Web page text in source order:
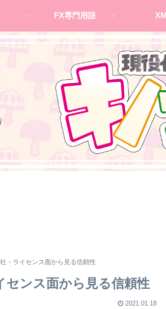
FX専門用語 XM
・ライセンス面から見る信頼性
センス面から見る信頼性
2021.01.18